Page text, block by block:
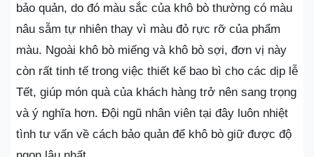
bảo quản, do đó màu sắc của khô bò thường có màu
nâu sẫm tự nhiên thay vì màu đỏ rực rỡ của phẩm
màu. Ngoài khô bò miếng và khô bò sợi, đơn vị này
còn rất tinh tế trong việc thiết kế bao bì cho các dịp lễ
Tết, giúp món quà của khách hàng trở nên sang trọng
và ý nghĩa hơn. Đội ngũ nhân viên tại đây luôn nhiệt
tình tư vấn về cách bảo quản để khô bò giữ được độ